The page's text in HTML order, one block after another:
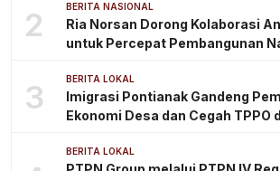
2 BERITA NASIONAL
Ria Norsan Dorong Kolaborasi
untuk Percepat Pembangunan
3 BERITA LOKAL
Imigrasi Pontianak Gandeng
Ekonomi Desa dan Cegah TPPO
BERITA LOKAL